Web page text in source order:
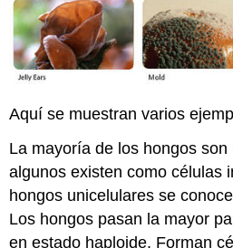
Aquí se muestran varios
La mayoría de los hongos
algunos existen como células
hongos unicelulares se
Los hongos pasan la mayor
en estado haploide. Forman